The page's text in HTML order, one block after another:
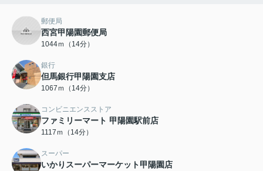
郵便局
西宮甲陽園郵便局
1044ｍ（14分）
銀行
但馬銀行甲陽園支店
1067ｍ（14分）
コンビニエンスストア
ファミリーマート 甲陽園駅前店
1117ｍ（14分）
スーパー
いかりスーパーマーケット甲陽園店